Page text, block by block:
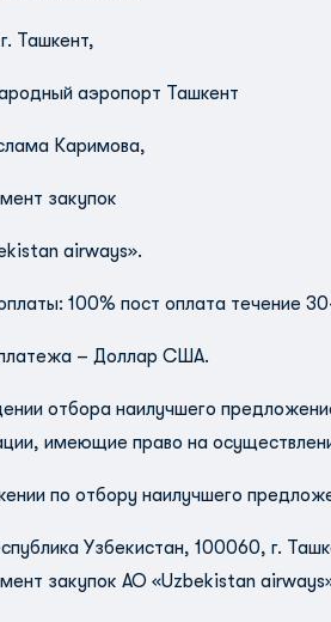
Ташкент,
аэропорт Ташкент
Каримова,
закупок
airways».
100% пост оплата течение
– Доллар США.
отбора наилучшего
имеющие право на
по отбору наилучшего
Узбекистан, 100060, г.
закупок АО «Uzbekistan